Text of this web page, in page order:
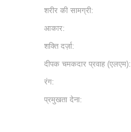
शरीर की सामग्री:
आकार:
शक्ति दर्ज़ा:
दीपक चमकदार प्रवाह (एलएम):
रंग:
प्रमुखता देना: